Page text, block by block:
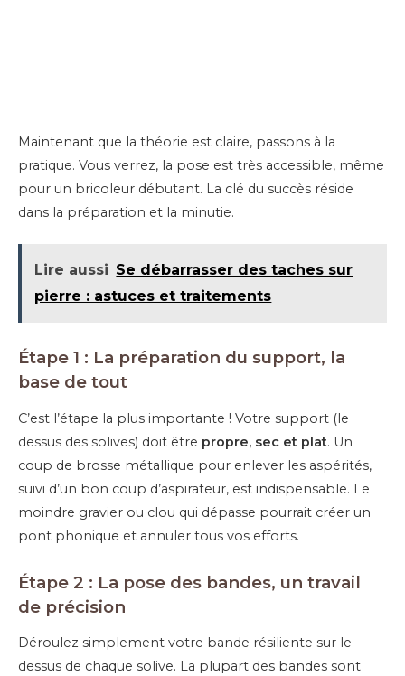
Maintenant que la théorie est claire, passons à la
pratique. Vous verrez, la pose est très accessible, même
pour un bricoleur débutant. La clé du succès réside
dans la préparation et la minutie.
Lire aussi Se débarrasser des taches sur
pierre : astuces et traitements
Étape 1 : La préparation du support, la
base de tout
C’est l’étape la plus importante ! Votre support (le
dessus des solives) doit être propre, sec et plat. Un
coup de brosse métallique pour enlever les aspérités,
suivi d’un bon coup d’aspirateur, est indispensable. Le
moindre gravier ou clou qui dépasse pourrait créer un
pont phonique et annuler tous vos efforts.
Étape 2 : La pose des bandes, un travail
de précision
Déroulez simplement votre bande résiliente sur le
dessus de chaque solive. La plupart des bandes sont